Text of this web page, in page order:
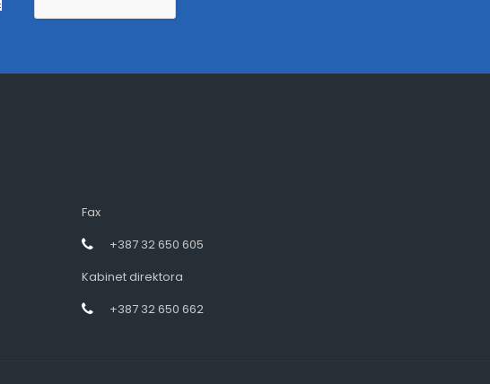
Fax
+387 32 650 605
Kabinet direktora
+387 32 650 662